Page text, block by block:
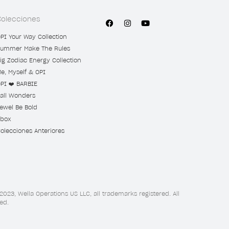
Your Way Collection
Make The Rules
Zodiac Energy Collection
Myself & OPI
❤️ BARBIE
Wonders
Be Bold
Anteriores
Wella Operations US LLC, all trademarks registered. All